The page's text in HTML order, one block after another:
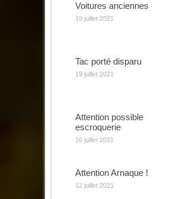
Voitures anciennes
19 juillet 2021
Tac porté disparu
19 juillet 2021
Attention possible
escroquerie
16 juillet 2021
Attention Arnaque !
12 juillet 2021